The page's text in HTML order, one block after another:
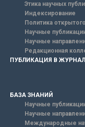
Этика научных
Индексирование
Политика
Научные
Научные
Редакционная
ПУБЛИКАЦИЯ В
БАЗА ЗНАНИЙ
Научные
Научные
Международные